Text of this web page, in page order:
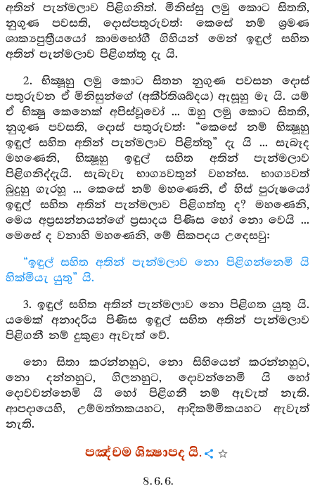
අතින් පැන්මලාව පිළිගනිත්. මිනිස්සු ලමු කොට සිතති,
නුගුණ පවසති, දොස්පතුරුවත්: කෙසේ නම් ශ්‍රමණ
ශාක්‍යපුත්‍රීයයෝ කාමභෝගී ගිහියන් මෙන් ඉඳුල් සහිත
අතින් පැන්මලාව පිළිගත්තු දැ යි.
2. භික්‍ෂූහු ලමු කොට සිතන නුගුණ පවසන දොස්
පතුරුවන ඒ මිනිසුන්ගේ (අකීර්තිශබ්දය) ඇසූහු මැ යි. යම්
ඒ භික්‍ෂු කෙනෙක් අපිස්වූවෝ ... ඔහු ලමු කොට සිතති,
නුගුණ පවසති, දොස් පතුරුවත්: “කෙසේ නම් භික්‍ෂූහු
ඉඳුල් සහිත අතින් පැන්මලාව පිළිත්තු” දැ යි ... සැබෑද
මහණෙනි, භික්‍ෂූහු ඉඳුල් සහිත අතින් පැන්මලාව
පිළිගනිද්දැයි. සැබැවැ භාග්‍යවතුන් වහන්ස. භාග්‍යවත්
බුදුහු ගැරහූ ... කෙසේ නම් මහණෙනි, ඒ හිස් පුරුෂයෝ
ඉඳුල් සහිත අතින් පැන්මලාව පිළිගත්තු ද? මහණෙනි,
මෙය අප්‍රසන්නයන්ගේ ප්‍රසාදය පිණිස හෝ නො වෙයි ...
මෙසේ ද වනාහි මහණෙනි, මේ සිකපදය උදෙසවු:
“ඉඳුල් සහිත අතින් පැන්මලාව නො පිළිගන්නෙමි යි
හික්මියැ යුතු” යි.
3. ඉඳුල් සහිත අතින් පැන්මලාව නො පිළිගත යුතු යි.
යමෙක් අනාදරිය පිණිස ඉඳුල් සහිත අතින් පැන්මලාව
පිළිගනී නම් දුකුළා ඇවැත් වේ.
නො සිතා කරන්නහුට, නො සිහියෙන් කරන්නහුට,
නො දන්නහුට, ගිලනහුට, දොවන්නෙමි යි හෝ
දොවවන්නෙමි යි හෝ පිළිගනී නම් ඇවැත් නැති.
ආපදායෙහි, උම්මත්තකයහට, ආදිකම්මිකයහට ඇවැත්
නැති.
පඤ්චම ශික්‍ෂාපද යි.
8. 6. 6.